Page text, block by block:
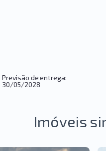
Previsão de entrega:
30/05/2028
Imóveis